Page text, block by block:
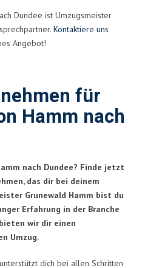
Dundee ist Umzugsmeister
Kontaktiere uns
Angebot!
für
Hamm nach
nach Dundee? Finde jetzt
das dir bei deinem
Grunewald Hamm bist du
Erfahrung in der Branche
wir dir einen
Umzug.
dich bei allen Schritten